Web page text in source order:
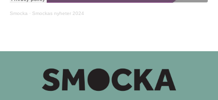
Smocka · Smockas nyheter 2024